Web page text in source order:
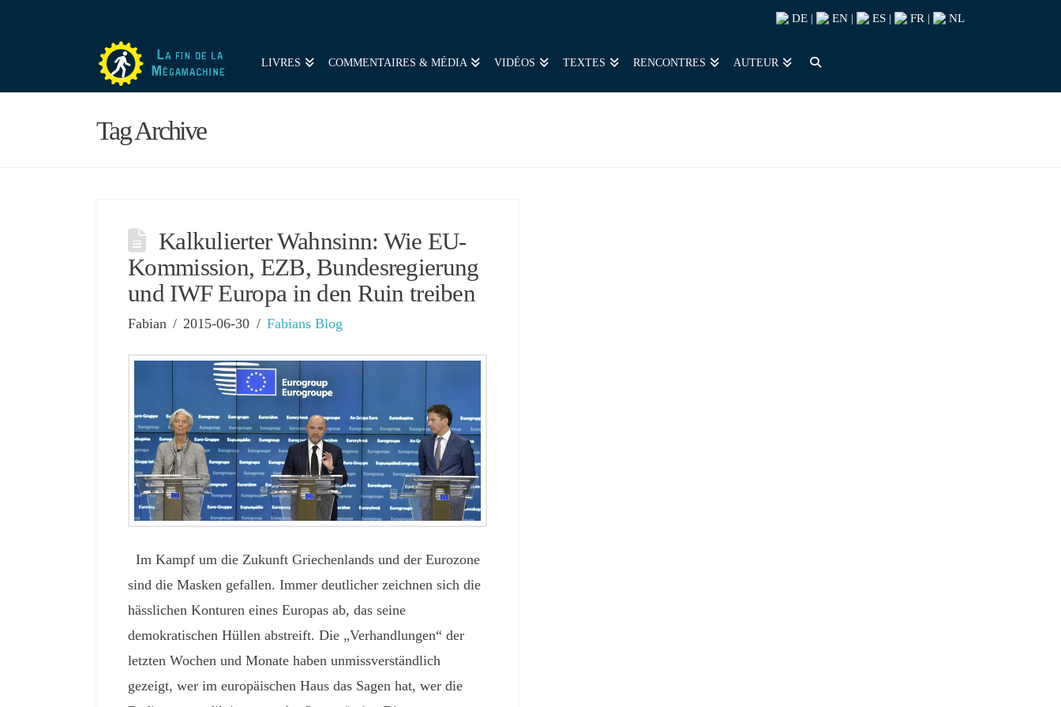
DE EN ES FR NL
LIVRES COMMENTAIRES & MÉDIA VIDÉOS TEXTES RENCONTRES AUTEUR
Tag Archive
Kalkulierter Wahnsinn: Wie EU-
Kommission, EZB, Bundesregierung
und IWF Europa in den Ruin treiben
Fabian 2015-06-30 Fabians Blog
Im Kampf um die Zukunft Griechenlands und der Eurozone
sind die Masken gefallen. Immer deutlicher zeichnen sich die
hässlichen Konturen eines Europas ab, das seine
demokratischen Hüllen abstreift. Die „Verhandlungen“ der
letzten Wochen und Monate haben unmissverständlich
gezeigt, wer im europäischen Haus das Sagen hat, wer die